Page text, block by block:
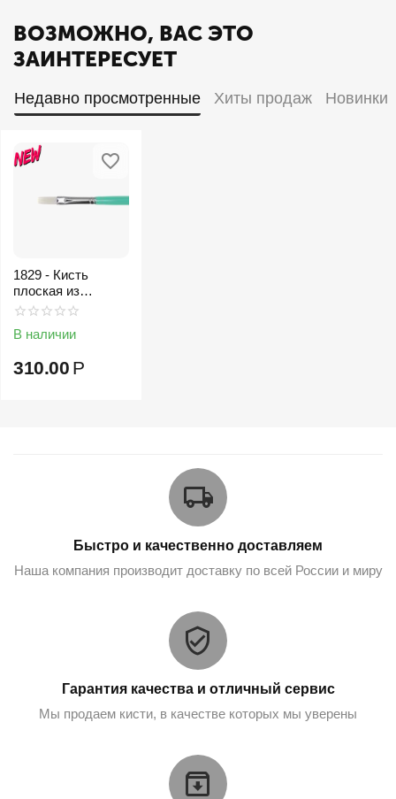
ВОЗМОЖНО, ВАС ЭТО
ЗАИНТЕРЕСУЕТ
Недавно просмотренные Хиты продаж Новинки
1829 - Кисть
плоская из
имитации щетины
В наличии
310.00 Р
Быстро и качественно доставляем
Наша компания производит доставку по всей России и миру
Гарантия качества и отличный сервис
Мы продаем кисти, в качестве которых мы уверены